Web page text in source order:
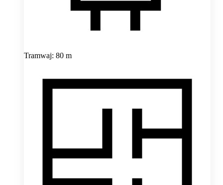
Tramwaj: 80 m